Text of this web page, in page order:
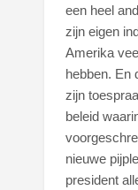
een heel
zijn eigen
Amerika
hebben. En
zijn
beleid
nieuwe
president